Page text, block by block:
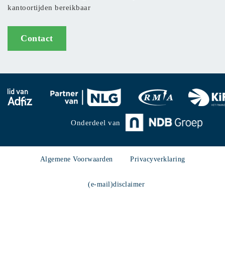
kantoortijden bereikbaar
Contact
Onderdeel van
Algemene Voorwaarden Privacyverklaring
(e-mail)disclaimer